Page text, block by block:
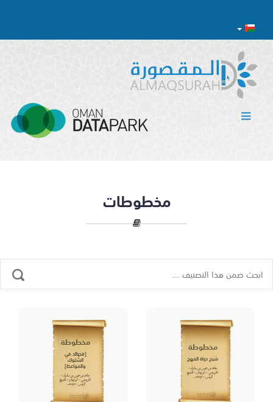
مخطوطات
مخطوطة
[قصائد في
السُّلوك
والمواعظ]
جاعد بن خميس بن مبارك -
الخروصي - أبو نبهان - الشيخ
الرئيس - 1237هـ.
مخطوطة
شرح حياة المهج
جاعد بن خميس بن مبارك -
الخروصي - أبو نبهان - الشيخ
الرئيس - 1237هـ.